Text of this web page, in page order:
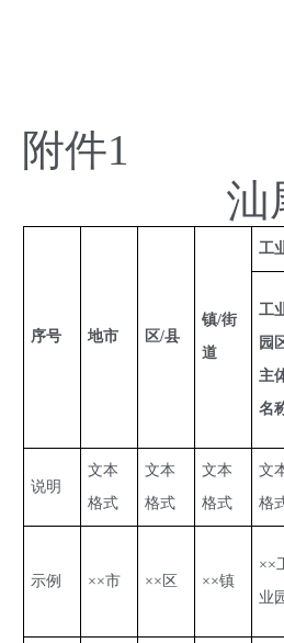
附件1
汕
序号 地市 区/县
镇/街
道
工
工
园
主
名
说明
文本
格式
文本
格式
文本
格式
文
格
示例 ××市 ××区 ××镇
××
业